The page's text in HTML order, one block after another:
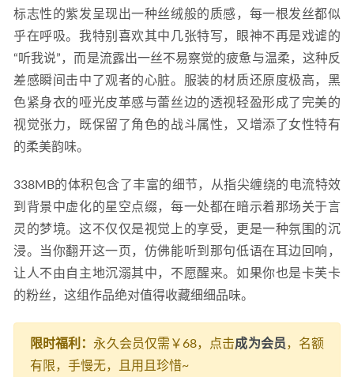
标志性的紫发呈现出一种丝绒般的质感，每一根发丝都似
乎在呼吸。我特别喜欢其中几张特写，眼神不再是戏谑的
“听我说”，而是流露出一丝不易察觉的疲惫与温柔，这种反
差感瞬间击中了观者的心脏。服装的材质还原度极高，黑
色紧身衣的哑光皮革感与蕾丝边的透视轻盈形成了完美的
视觉张力，既保留了角色的战斗属性，又增添了女性特有
的柔美韵味。
338MB的体积包含了丰富的细节，从指尖缠绕的电流特效
到背景中虚化的星空点缀，每一处都在暗示着那场关于言
灵的梦境。这不仅仅是视觉上的享受，更是一种氛围的沉
浸。当你翻开这一页，仿佛能听到那句低语在耳边回响，
让人不由自主地沉溺其中，不愿醒来。如果你也是卡芙卡
的粉丝，这组作品绝对值得收藏细细品味。
限时福利： 永久会员仅需￥68，点击成为会员，名额
有限，手慢无，且用且珍惜~